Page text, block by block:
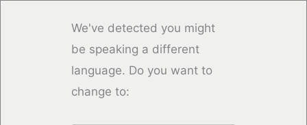
We've detected you might
be speaking a different
language. Do you want to
change to: